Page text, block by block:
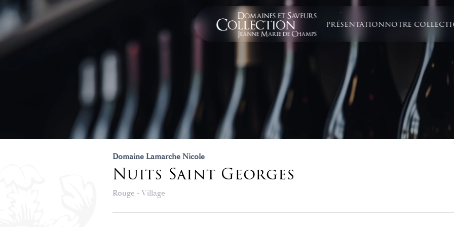
PRÉSENTATIONNOTRE
Domaine Lamarche Nicole
Nuits Saint Georges
Rouge - Village